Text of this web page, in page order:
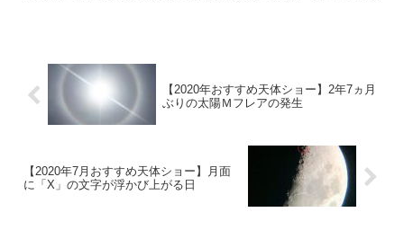
【2020年おすすめ天体ショー】2年7ヵ月
ぶりの太陽Ｍフレアの発生
【2020年7月おすすめ天体ショー】月面
に「X」の文字が浮かび上がる日